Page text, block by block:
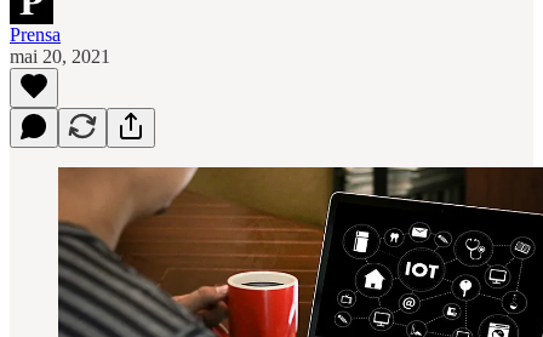
Prensa
mai 20, 2021